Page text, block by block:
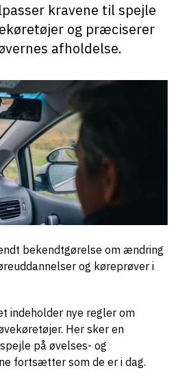
kravene til spejle
og præciserer
afholdelse.
bekendtgørelse om ændring
og køreprøver i
indeholder nye regler om
Her sker en
på øvelses- og
fortsætter som de er i dag.